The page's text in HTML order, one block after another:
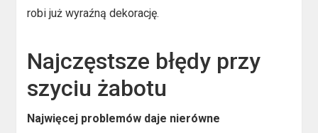
robi już wyraźną dekorację.
Najczęstsze błędy przy
szyciu żabotu
Najwięcej problemów daje nierówne